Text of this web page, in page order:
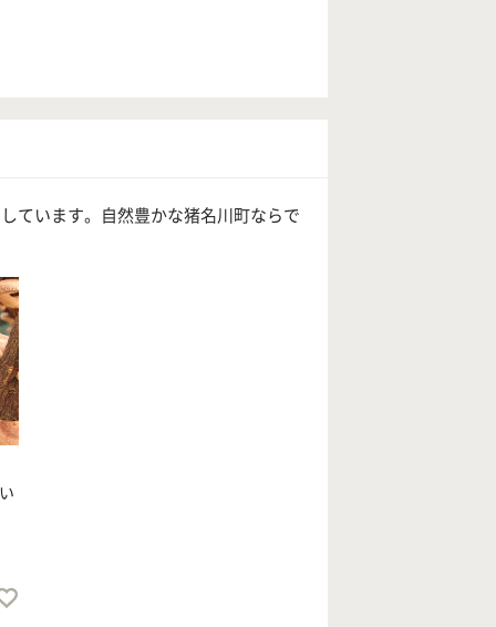
ています。自然豊かな猪名川町ならで